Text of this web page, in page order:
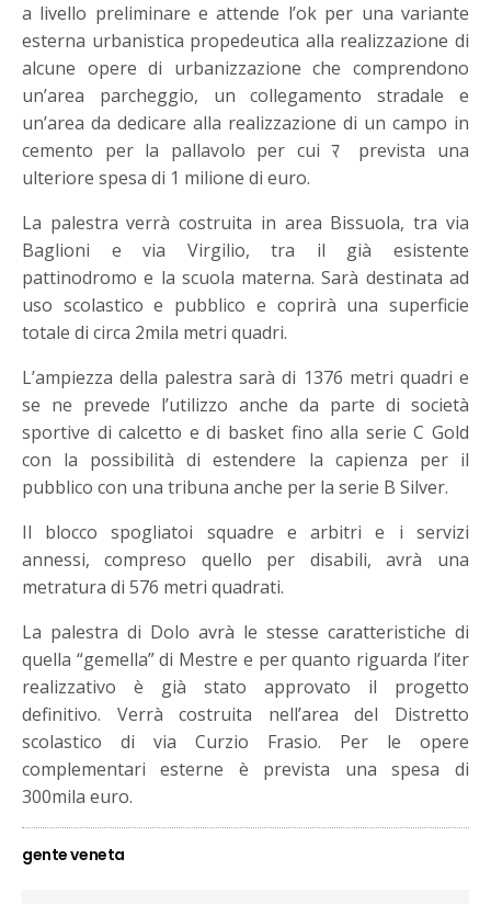
a livello preliminare e attende l’ok per una variante
esterna urbanistica propedeutica alla realizzazione di
alcune opere di urbanizzazione che comprendono
un’area parcheggio, un collegamento stradale e
un’area da dedicare alla realizzazione di un campo in
cemento per la pallavolo per cuiﾏ prevista una
ulteriore spesa di 1 milione di euro.
La palestra verrà costruita in area Bissuola, tra via
Baglioni e via Virgilio, tra il già esistente
pattinodromo e la scuola materna. Sarà destinata ad
uso scolastico e pubblico e coprirà una superficie
totale di circa 2mila metri quadri.
L’ampiezza della palestra sarà di 1376 metri quadri e
se ne prevede l’utilizzo anche da parte di società
sportive di calcetto e di basket fino alla serie C Gold
con la possibilità di estendere la capienza per il
pubblico con una tribuna anche per la serie B Silver.
Il blocco spogliatoi squadre e arbitri e i servizi
annessi, compreso quello per disabili, avrà una
metratura di 576 metri quadrati.
La palestra di Dolo avrà le stesse caratteristiche di
quella “gemella” di Mestre e per quanto riguarda l’iter
realizzativo è già stato approvato il progetto
definitivo. Verrà costruita nell’area del Distretto
scolastico di via Curzio Frasio. Per le opere
complementari esterne è prevista una spesa di
300mila euro.
gente veneta